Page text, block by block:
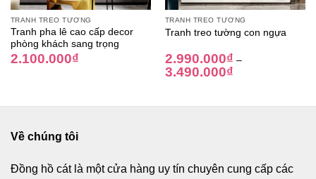
TRANH TREO TƯỜNG
Tranh pha lê cao cấp decor
phòng khách sang trọng
2.100.000₫
TRANH TREO TƯỜNG
Tranh treo tường con ngựa
2.990.000₫ –
3.490.000₫
Về chúng tôi
Đồng hồ cátlà một cửa hàng uy tín chuyên cung cấp các